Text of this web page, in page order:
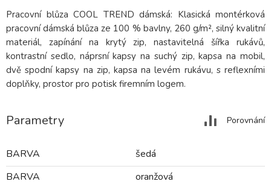
Pracovní blůza COOL TREND dámská: Klasická montérková
pracovní dámská blůza ze 100 % bavlny, 260 g/m², silný kvalitní
materiál, zapínání na krytý zip, nastavitelná šířka rukávů,
kontrastní sedlo, náprsní kapsy na suchý zip, kapsa na mobil,
dvě spodní kapsy na zip, kapsa na levém rukávu, s reflexními
doplňky, prostor pro potisk firemním logem.
Parametry Porovnání
BARVA
šedá
BARVA
oranžová